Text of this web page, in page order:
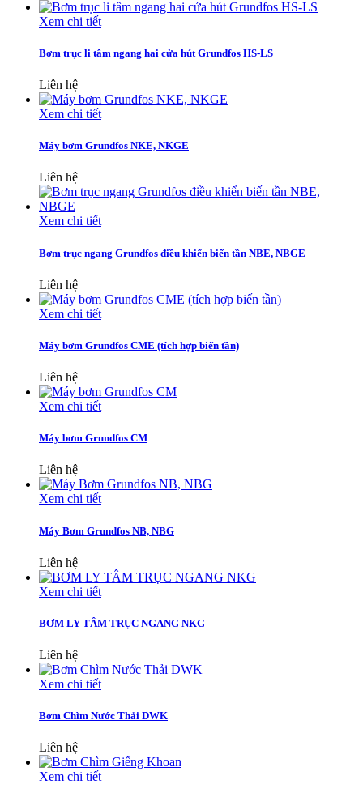
Xem chi tiết
Bơm trục li tâm ngang hai cửa hút Grundfos HS-LS
Liên hệ
Xem chi tiết
Máy bơm Grundfos NKE, NKGE
Liên hệ
Xem chi tiết
Bơm trục ngang Grundfos điều khiển biến tần NBE, NBGE
Liên hệ
Xem chi tiết
Máy bơm Grundfos CME (tích hợp biến tần)
Liên hệ
Xem chi tiết
Máy bơm Grundfos CM
Liên hệ
Xem chi tiết
Máy Bơm Grundfos NB, NBG
Liên hệ
Xem chi tiết
BƠM LY TÂM TRỤC NGANG NKG
Liên hệ
Xem chi tiết
Bơm Chìm Nước Thải DWK
Liên hệ
Xem chi tiết